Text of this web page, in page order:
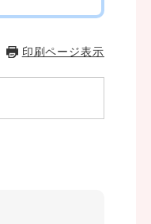
印刷ページ表示